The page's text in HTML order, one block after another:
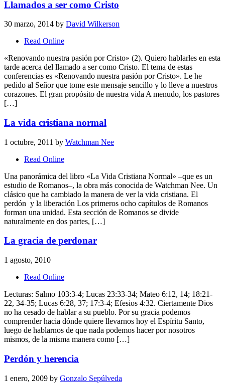
Llamados a ser como Cristo
30 marzo, 2014 by David Wilkerson
Read Online
«Renovando nuestra pasión por Cristo» (2). Quiero hablarles en esta
tarde acerca del llamado a ser como Cristo. El tema de estas
conferencias es «Renovando nuestra pasión por Cristo». Le he
pedido al Señor que tome este mensaje sencillo y lo lleve a nuestros
corazones. El gran propósito de nuestra vida A menudo, los pastores
[…]
La vida cristiana normal
1 octubre, 2011 by Watchman Nee
Read Online
Una panorámica del libro «La Vida Cristiana Normal» –que es un
estudio de Romanos–, la obra más conocida de Watchman Nee. Un
clásico que ha cambiado la manera de ver la vida cristiana. El
perdón y la liberación Los primeros ocho capítulos de Romanos
forman una unidad. Esta sección de Romanos se divide
naturalmente en dos partes, […]
La gracia de perdonar
1 agosto, 2010
Read Online
Lecturas: Salmo 103:3-4; Lucas 23:33-34; Mateo 6:12, 14; 18:21-
22, 34-35; Lucas 6:28, 37; 17:3-4; Efesios 4:32. Ciertamente Dios
no ha cesado de hablar a su pueblo. Por su gracia podemos
comprender hacia dónde quiere llevarnos hoy el Espíritu Santo,
luego de hablarnos de que nada podemos hacer por nosotros
mismos, de la misma manera como […]
Perdón y herencia
1 enero, 2009 by Gonzalo Sepúlveda